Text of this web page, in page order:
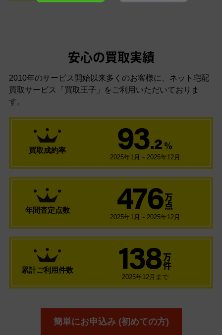
安心の買取実績
2010年のサービス開始以来多くのお客様に、 ネット宅配
買取サービス「買取王子」をご利用いただいておりま
す。
買取成約率 93.2 ％
2025年1月～2025年12月
年間査定点数 476 万
点
2025年1月～2025年12月
累計ご利用件数 138 万
件
2025年12月まで
簡単にお申込み (初めての方)